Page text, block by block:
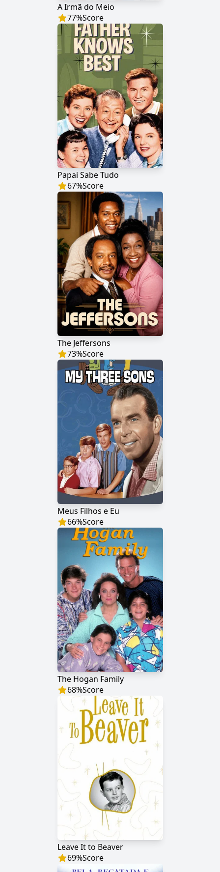
A Irmã do Meio
77%Score
Papai Sabe Tudo
67%Score
The Jeffersons
73%Score
Meus Filhos e Eu
66%Score
The Hogan Family
68%Score
Leave It to Beaver
69%Score